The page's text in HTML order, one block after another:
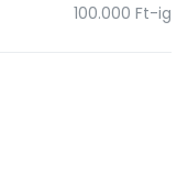
100.000 Ft-ig